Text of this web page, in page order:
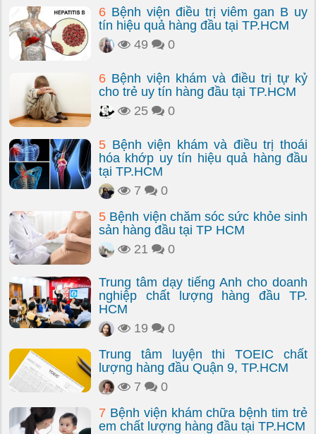
6 Bệnh viện điều trị viêm gan B uy
tín hiệu quả hàng đầu tại TP.HCM
49
0
6 Bệnh viện khám và điều trị tự kỷ
cho trẻ uy tín hàng đầu tại TP.HCM
25
0
5 Bệnh viện khám và điều trị thoái
hóa khớp uy tín hiệu quả hàng đầu
tại TP.HCM
7
0
5 Bệnh viện chăm sóc sức khỏe sinh
sản hàng đầu tại TP HCM
21
0
Trung tâm dạy tiếng Anh cho doanh
nghiệp chất lượng hàng đầu TP.
HCM
19
0
Trung tâm luyện thi TOEIC chất
lượng hàng đầu Quận 9, TP.HCM
7
0
7 Bệnh viện khám chữa bệnh tim trẻ
em chất lượng hàng đầu tại TP.HCM